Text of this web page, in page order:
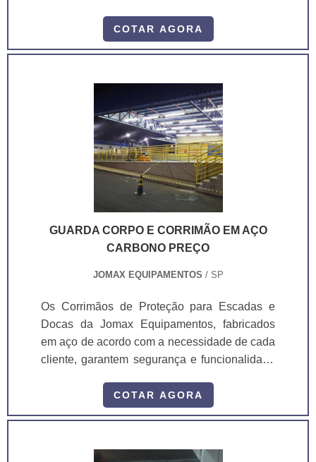
acidentes nas áreas de doca, a função da
sinalização para docas é orientar de forma
sem a necessidade de uma pessoa para
executar este procedimento.Com a sinalização
para docas, é possível o caminhoneiro
encostar o caminhão na doca apenas por meio
COTAR AGORA
GUARDA CORPO E CORRIMÃO EM AÇO
CARBONO PREÇO
JOMAX EQUIPAMENTOS / SP
Os Corrimãos de Proteção para Escadas e
Docas da Jomax Equipamentos, fabricados
em aço de acordo com a necessidade de cada
cliente, garantem segurança e funcionalidade
atendendo às normas de segurança vigentes e
protegendo os usuários durante o trânsito
RESIDENCIAIS
COTAR AGORA